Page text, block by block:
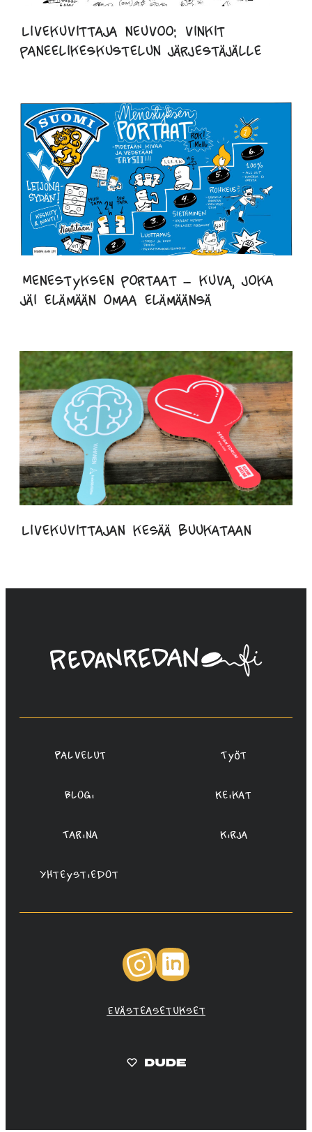
Livekuvittaja neuvoo: vinkit
paneelikeskustelun järjestäjälle
Menestyksen portaat – kuva, joka
jäi elämään omaa elämäänsä
Livekuvittajan kesää buukataan
Linda
Saukko-
Oy
Palvelut Työt
Blogi Keikat
Tarina Kirja
Yhteystiedot
Instagram
Evästeasetukset